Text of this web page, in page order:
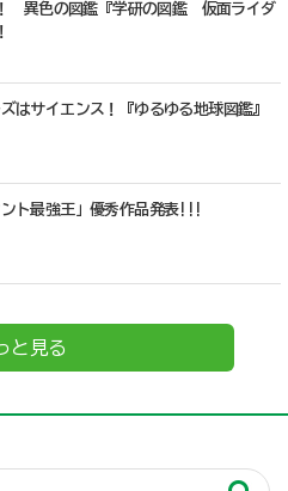
異色の図鑑『学研の図鑑 仮面ライダ
はサイエンス！『ゆるゆる地球図鑑』
ト最強王」優秀作品発表!!!
と見る